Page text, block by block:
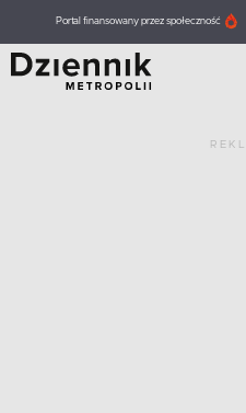
Portal finansowany przez społeczność